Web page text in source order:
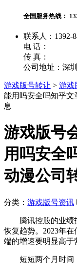
全国服务热线：
联系人：1392-
电 话：
传 真：
公司地址：深
游戏版号转让 > 游戏
能用吗安全吗知乎文
息
游戏版号
用吗安全
动漫公司
分类： 游戏版号资讯
腾讯控股的业绩拐
恢复趋势。2023年
端的增速要明显高于
短短两个月时间，